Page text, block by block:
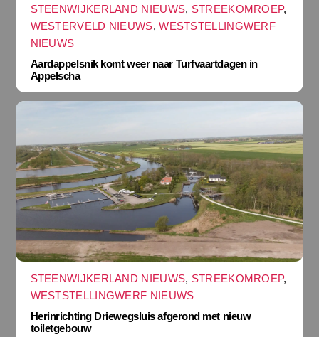
STEENWIJKERLAND NIEUWS, STREEKOMROEP,
WESTERVELD NIEUWS,WESTSTELLINGWERF
NIEUWS
Aardappelsnik komt weer naar Turfvaartdagen in
Appelscha
STEENWIJKERLAND NIEUWS, STREEKOMROEP,
WESTSTELLINGWERF NIEUWS
Herinrichting Driewegsluis afgerond met nieuw
toiletgebouw